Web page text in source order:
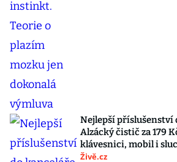
Nejlepší příslušenství
Alzácký čistič za 179
klávesnici, mobil i
Živě.cz